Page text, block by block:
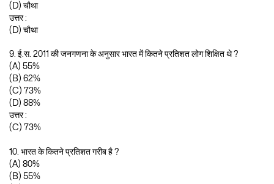
(D) चौथा
उत्तर :
(D) चौथा
9. ई.स. 2011 की जनगणना के अनुसार भारत में कितने प्रतिशत लोग शिक्षित थे ?
(A) 55%
(B) 62%
(C) 73%
(D) 88%
उत्तर :
(C) 73%
10. भारत के कितने प्रतिशत गरीब है ?
(A) 80%
(B) 55%